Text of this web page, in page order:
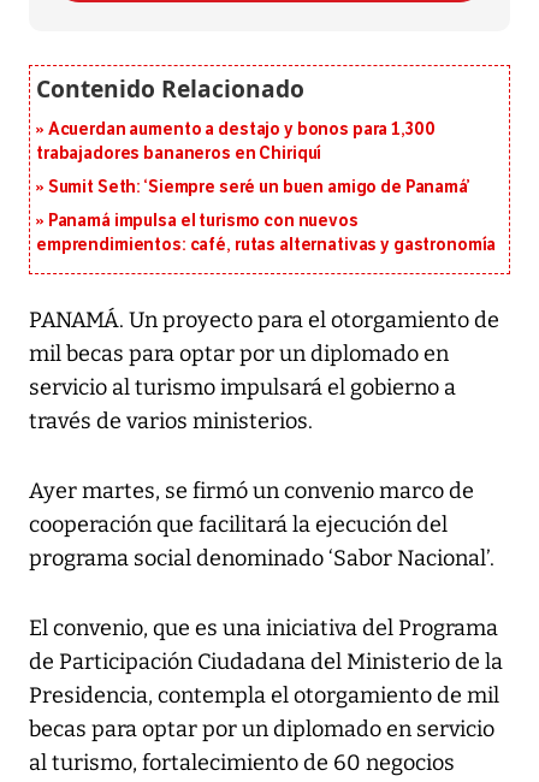
Acuerdan aumento a destajo y bonos para 1,300
trabajadores bananeros en Chiriquí
Sumit Seth: ‘Siempre seré un buen amigo de Panamá’
Panamá impulsa el turismo con nuevos
emprendimientos: café, rutas alternativas y gastronomía
PANAMÁ. Un proyecto para el otorgamiento de
mil becas para optar por un diplomado en
servicio al turismo impulsará el gobierno a
través de varios ministerios.
Ayer martes, se firmó un convenio marco de
cooperación que facilitará la ejecución del
programa social denominado ‘Sabor Nacional’.
El convenio, que es una iniciativa del Programa
de Participación Ciudadana del Ministerio de la
Presidencia, contempla el otorgamiento de mil
becas para optar por un diplomado en servicio
al turismo, fortalecimiento de 60 negocios